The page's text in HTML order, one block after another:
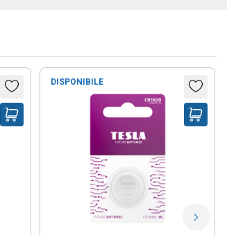
DISPONIBILE